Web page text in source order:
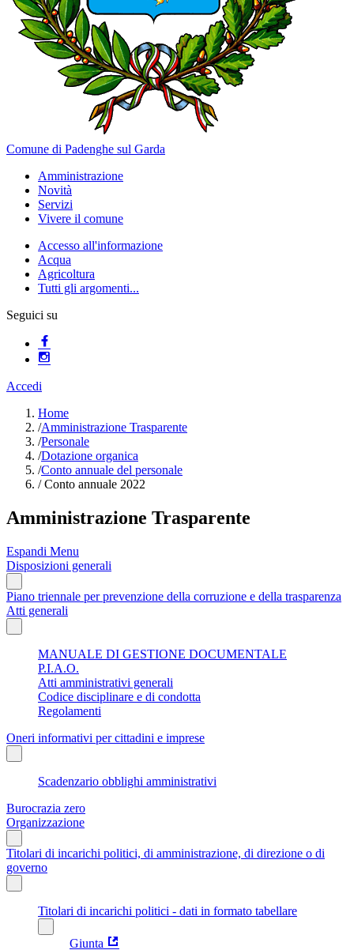
Comune di Padenghe sul Garda
Amministrazione
Novità
Servizi
Vivere il comune
Accesso all'informazione
Acqua
Agricoltura
Tutti gli argomenti...
Seguici su
Accedi
Home
/Amministrazione Trasparente
/Personale
/Dotazione organica
/Conto annuale del personale
/Conto annuale 2022
Amministrazione Trasparente
Espandi Menu
Disposizioni generali
Piano triennale per prevenzione della corruzione e della trasparenza
Atti generali
MANUALE DI GESTIONE DOCUMENTALE
P.I.A.O.
Atti amministrativi generali
Codice disciplinare e di condotta
Regolamenti
Oneri informativi per cittadini e imprese
Scadenzario obblighi amministrativi
Burocrazia zero
Organizzazione
Titolari di incarichi politici, di amministrazione, di direzione o di
governo
Titolari di incarichi politici - dati in formato tabellare
Giunta